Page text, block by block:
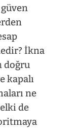
İkna
doğru
kapalı
ne
de